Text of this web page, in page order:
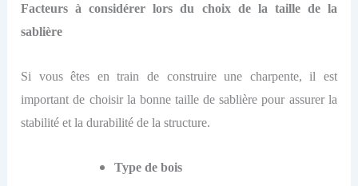
Facteurs à considérer lors du choix de la taille de la
sablière
Si vous êtes en train de construire une charpente, il est
important de choisir la bonne taille de sablière pour assurer la
stabilité et la durabilité de la structure.
Type de bois